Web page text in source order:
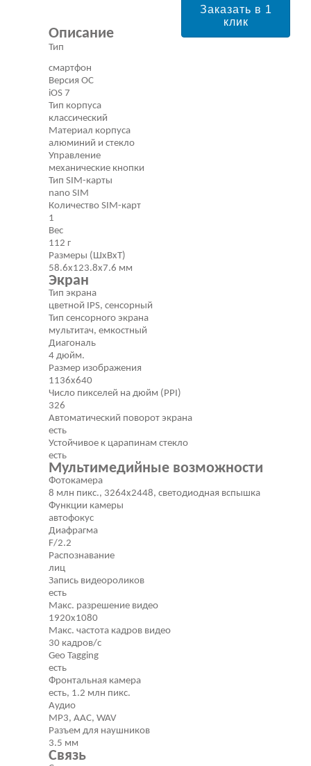
Заказать в 1
клик
Описание
Тип
смартфон
Версия ОС
iOS 7
Тип корпуса
классический
Материал корпуса
алюминий и стекло
Управление
механические кнопки
Тип SIM-карты
nano SIM
Количество SIM-карт
1
Вес
112 г
Размеры (ШxВxТ)
58.6x123.8x7.6 мм
Экран
Тип экрана
цветной IPS, сенсорный
Тип сенсорного экрана
мультитач, емкостный
Диагональ
4 дюйм.
Размер изображения
1136x640
Число пикселей на дюйм (PPI)
326
Автоматический поворот экрана
есть
Устойчивое к царапинам стекло
есть
Мультимедийные возможности
Фотокамера
8 млн пикс., 3264x2448, светодиодная вспышка
Функции камеры
автофокус
Диафрагма
F/2.2
Распознавание
лиц
Запись видеороликов
есть
Макс. разрешение видео
1920x1080
Макс. частота кадров видео
30 кадров/с
Geo Tagging
есть
Фронтальная камера
есть, 1.2 млн пикс.
Аудио
MP3, AAC, WAV
Разъем для наушников
3.5 мм
Связь